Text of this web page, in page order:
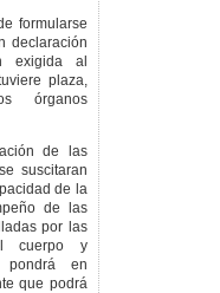
formularse
declaración
exigida al
plaza,
órganos
de las
suscitaran
de la
de las
por las
cuerpo y
en
que podrá